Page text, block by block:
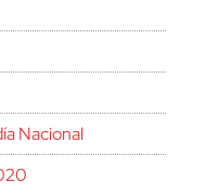
Nacional